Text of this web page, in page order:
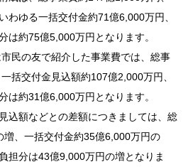
わゆる一括交付金約71億6,000万円、
は約75億5,000万円となります。
民の友で紹介した事業費では、総事
括交付金見込額約107億2,000万円、
は約31億6,000万円となります。
込額などとの差額につきましては、総
、一括交付金約35億6,000万円の
担分は43億9,000万円の増となりま